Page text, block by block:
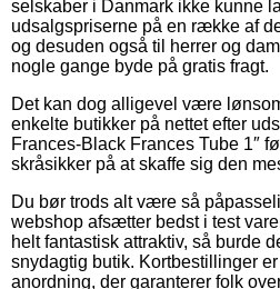
selskaber i Danmark ikke kunne
udsalgspriserne på en række af
og desuden også til herrer og
nogle gange byde på gratis fragt.
Det kan dog alligevel være
enkelte butikker på nettet efter
Frances-Black Frances Tube 1″
skråsikker på at skaffe sig den
Du bør trods alt være så
webshop afsætter bedst i test
helt fantastisk attraktiv, så burde
snydagtig butik. Kortbestillinger
anordning, der garanterer folk